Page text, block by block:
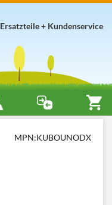
Ersatzteile + Kundenservice
MPN:KUBOUNODX